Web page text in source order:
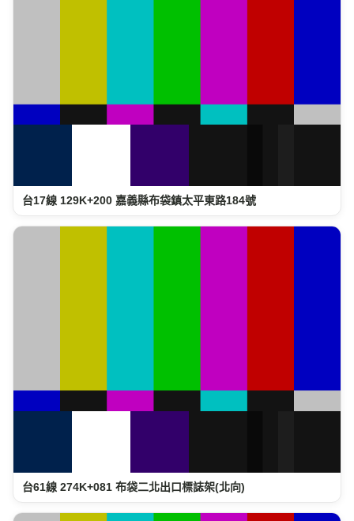
台17線 129K+200 嘉義縣布袋鎮太平東路184號
台61線 274K+081 布袋二北出口標誌架(北向)